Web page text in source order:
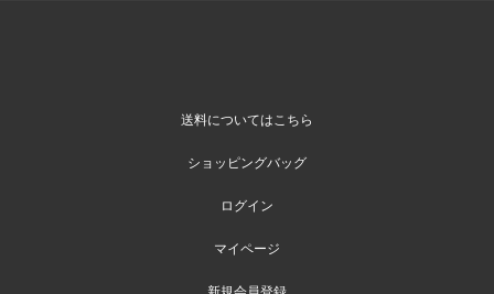
送料についてはこちら
ショッピングバッグ
ログイン
マイページ